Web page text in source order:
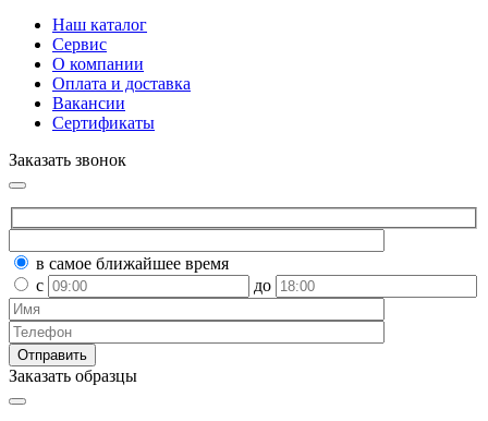
Наш каталог
Сервис
О компании
Оплата и доставка
Вакансии
Сертификаты
Заказать звонок
в самое ближайшее время
с
до
Заказать образцы